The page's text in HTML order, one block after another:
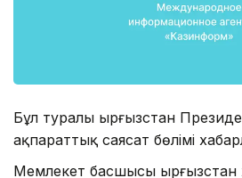
Бұл туралы Қырғызстан
ақпараттық саясат бөлімі
Мемлекет басшысы